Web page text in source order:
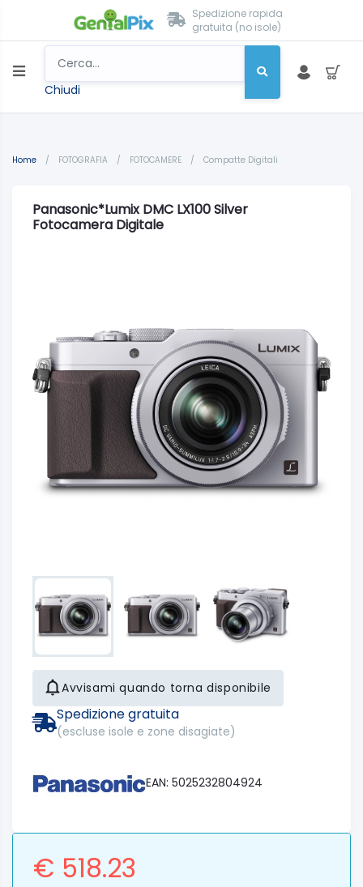
Spedizione rapida
gratuita (no isole)
Chiudi
Home / FOTOGRAFIA / FOTOCAMERE / Compatte Digitali
Panasonic*Lumix DMC LX100 Silver
Fotocamera Digitale
Avvisami quando torna disponibile
Spedizione gratuita
(escluse isole e zone disagiate)
EAN: 5025232804924
€ 518.23